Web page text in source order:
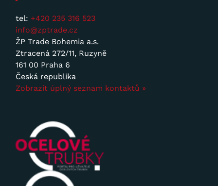
tel: +420 235 316 523
info@zptrade.cz
ŽP Trade Bohemia a.s.
Ztracená 272/11, Ruzyně
161 00 Praha 6
Česká republika
Zobrazit úplný seznam kontaktů »